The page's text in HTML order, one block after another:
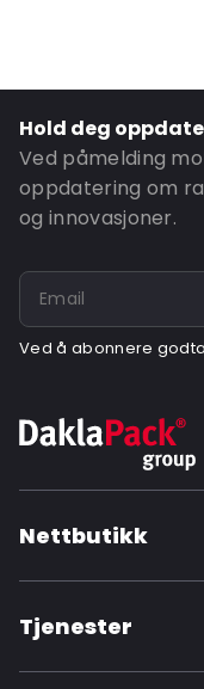
P650: Ja
Letter post: Ja
Road Transport: Ja
Hold deg
Ved påmelding
oppdatering om
og innovasjoner.
Ved å abonnere
Nettbutikk
Tjenester